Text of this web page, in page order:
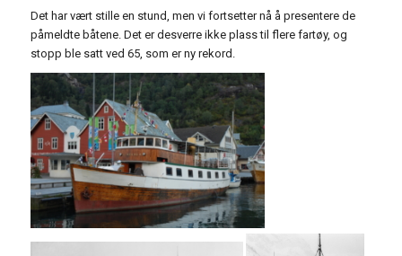
Det har vært stille en stund, men vi fortsetter nå å presentere de
påmeldte båtene. Det er desverre ikke plass til flere fartøy, og
stopp ble satt ved 65, som er ny rekord.